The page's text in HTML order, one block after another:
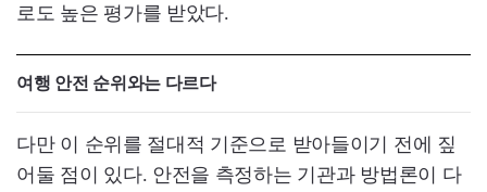
로도 높은 평가를 받았다.
여행 안전 순위와는 다르다
다만 이 순위를 절대적 기준으로 받아들이기 전에 짚
어둘 점이 있다. 안전을 측정하는 기관과 방법론이 다